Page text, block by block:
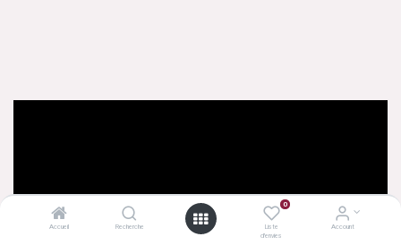
Accueil Recherche
0
Liste
d'envies
Account